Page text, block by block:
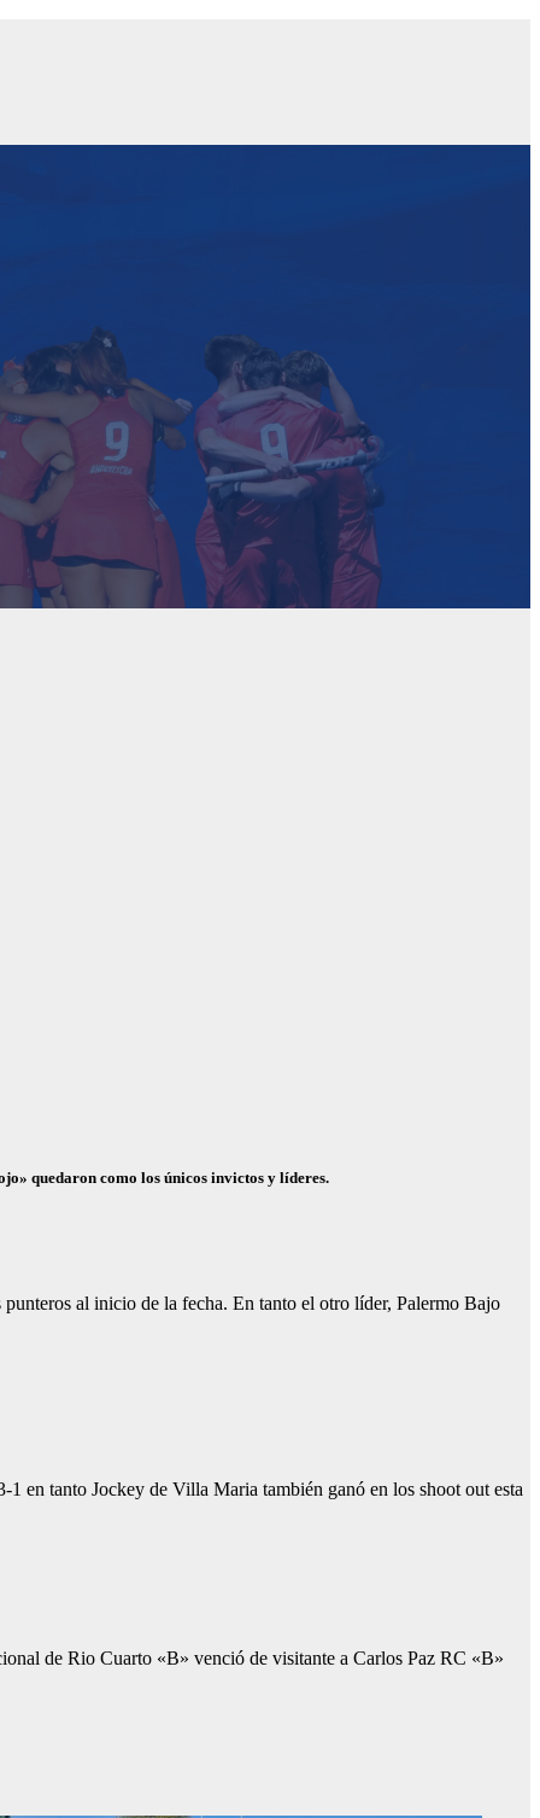
quedaron como los únicos invictos y líderes.
al inicio de la fecha. En tanto el otro líder, Palermo Bajo
en tanto Jockey de Villa Maria también ganó en los shoot out esta
de Rio Cuarto «B» venció de visitante a Carlos Paz RC «B»